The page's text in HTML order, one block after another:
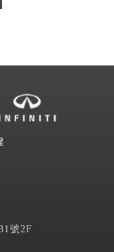
號2F